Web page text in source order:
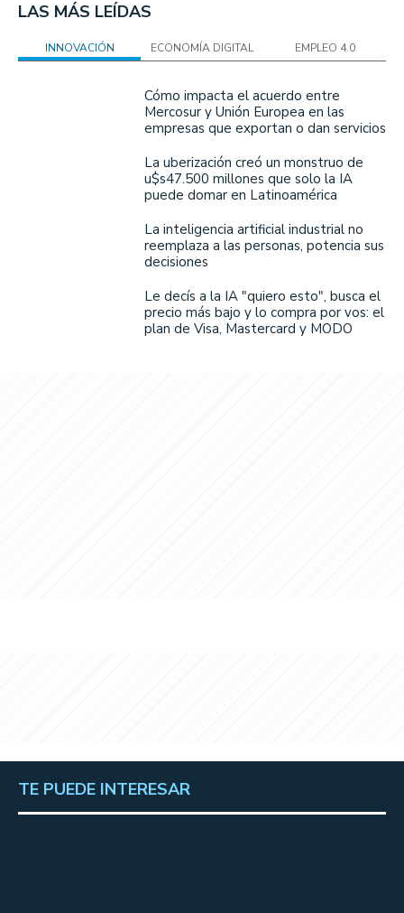
LAS MÁS LEÍDAS
INNOVACIÓN ECONOMÍA DIGITAL EMPLEO 4.0
Cómo impacta el acuerdo entre
Mercosur y Unión Europea en las
empresas que exportan o dan servicios
La uberización creó un monstruo de
u$s47.500 millones que solo la IA
puede domar en Latinoamérica
La inteligencia artificial industrial no
reemplaza a las personas, potencia sus
decisiones
Le decís a la IA "quiero esto", busca el
precio más bajo y lo compra por vos: el
plan de Visa, Mastercard y MODO
TE PUEDE INTERESAR